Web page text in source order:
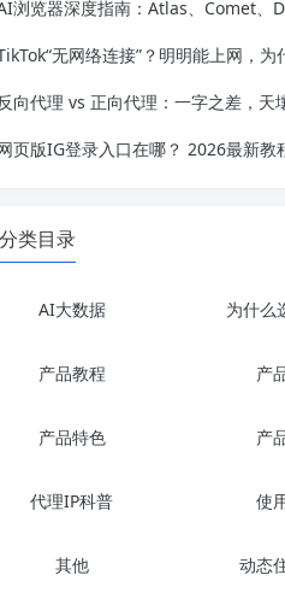
浏览器深度指南：Atlas、Comet、Dia三强争霸，谁才是真正
无网络连接”？明明能上网，为什么
向代理 vs 正向代理：一字之差，天壤之别——服务端
页版IG登录入口在哪？ 2026最新教
分类目录
AI大数据 为什么
产品教程 产
产品特色 产
代理IP科普 使
其他 动态